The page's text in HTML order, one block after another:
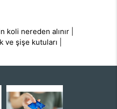
koli nereden alınır
ve şişe kutuları